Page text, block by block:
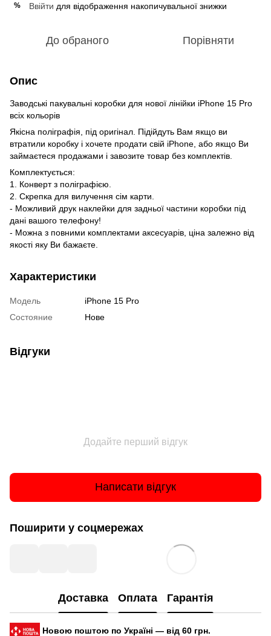
% Ввійти для відображення накопичувальної знижки
До обраного Порівняти
Опис
Заводські пакувальні коробки для нової лінійки iPhone 15 Pro
всіх кольорів
Якісна поліграфія, під оригінал. Підійдуть Вам якщо ви
втратили коробку і хочете продати свій iPhone, або якщо Ви
займаєтеся продажами і завозите товар без комплектів.
Комплектується:
1. Конверт з поліграфією.
2. Скрепка для вилучення сім карти.
- Можливий друк наклейки для задньої частини коробки під
дані вашого телефону!
- Можна з повними комплектами аксесуарів, ціна залежно від
якості яку Ви бажаєте.
Характеристики
Модель
iPhone 15 Pro
Состояние
Нове
Відгуки
Додайте перший відгук
Написати відгук
Поширити у соцмережах
Доставка Оплата Гарантія
Новою поштою по Україні — від 60 грн.